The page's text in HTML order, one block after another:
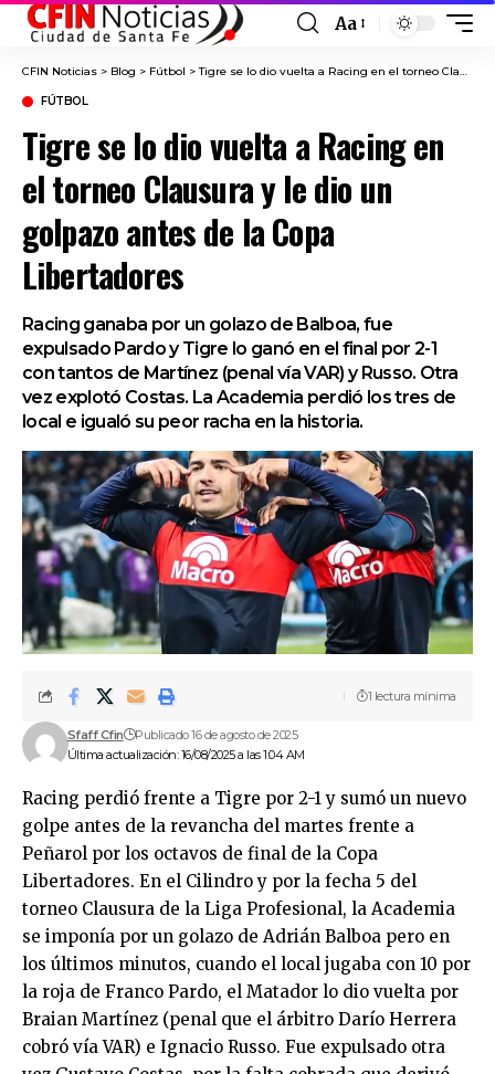
Font
Resizer
Aa
CFIN Noticias > Blog > Fútbol >Tigre se lo dio vuelta a Racing en el torneo Clausura y le dio un golpazo antes de la Copa Libertadores
FÚTBOL
Tigre se lo dio vuelta a Racing en
el torneo Clausura y le dio un
golpazo antes de la Copa
Libertadores
Racing ganaba por un golazo de Balboa, fue
expulsado Pardo y Tigre lo ganó en el final por 2-1
con tantos de Martínez (penal vía VAR) y Russo. Otra
vez explotó Costas. La Academia perdió los tres de
local e igualó su peor racha en la historia.
Última actualización: 16/08/2025 a las 1:04 AM
Sfaff Cfin Publicado 16 de agosto de 2025
1 lectura mínima
Racing perdió frente a Tigre por 2-1 y sumó un nuevo
golpe antes de la revancha del martes frente a
Peñarol por los octavos de final de la Copa
Libertadores. En el Cilindro y por la fecha 5 del
torneo Clausura de la Liga Profesional, la Academia
se imponía por un golazo de Adrián Balboa pero en
los últimos minutos, cuando el local jugaba con 10 por
la roja de Franco Pardo, el Matador lo dio vuelta por
Braian Martínez (penal que el árbitro Darío Herrera
cobró vía VAR) e Ignacio Russo. Fue expulsado otra